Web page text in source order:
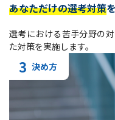
あなただけの選考対策
選考における苦手分野の
た対策を実施します。
3 決め方